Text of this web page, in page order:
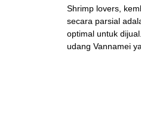
Shrimp lovers,
secara parsial
optimal untuk
udang Vannamei